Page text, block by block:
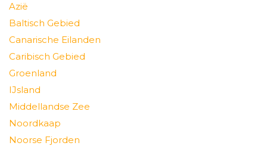
Azië
Baltisch Gebied
Canarische Eilanden
Caribisch Gebied
Groenland
IJsland
Middellandse Zee
Noordkaap
Noorse Fjorden